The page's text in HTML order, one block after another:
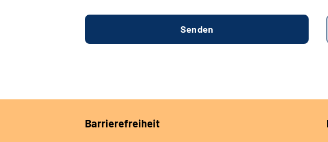
Barrierefreiheit